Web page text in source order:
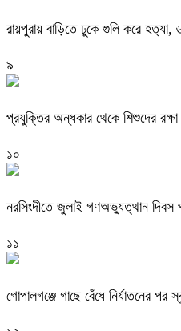
রায়পুরায় বাড়িতে ঢুকে গুলি করে হত্যা,
৯
প্রযুক্তির অন্ধকার থেকে শিশুদের
১০
নরসিংদীতে জুলাই গণঅভ্যুত্থান দিবস
১১
গোপালগঞ্জে গাছে বেঁধে নির্যাতনের পর